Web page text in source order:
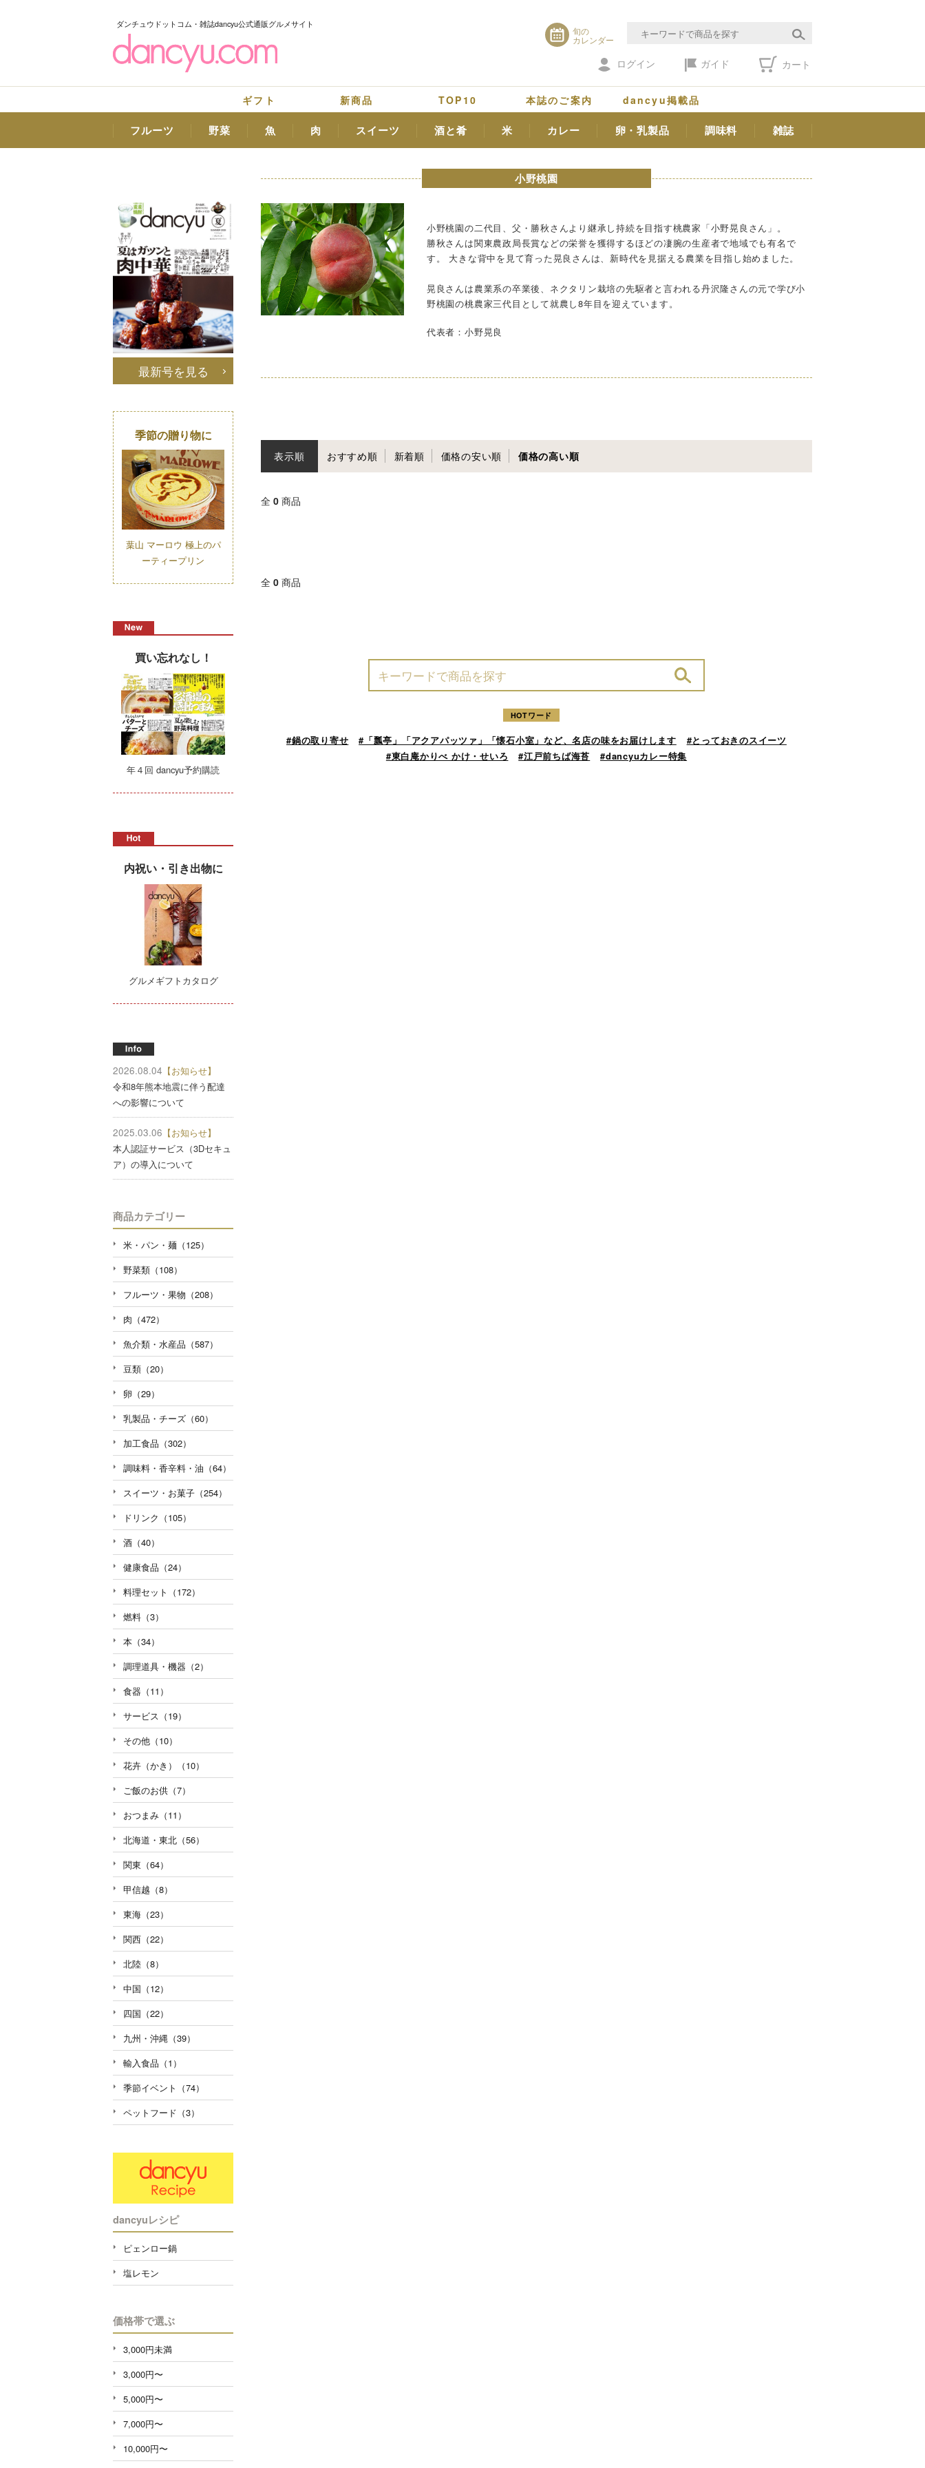
ダンチュウドットコム・雑誌dancyu公式通販グルメサイト
旬の
カレンダー
ログイン ガイド カート
ギフト 新商品 TOP10 本誌のご案内 dancyu掲載品
フルーツ 野菜 魚 肉 スイーツ 酒と肴 米 カレー 卵・乳製品 調味料 雑誌
小野桃園
小野桃園の二代目、父・勝秋さんより継承し持続を目指す桃農家「小野晃良さん」。
勝秋さんは関東農政局長賞などの栄誉を獲得するほどの凄腕の生産者で地域でも有名で
す。 大きな背中を見て育った晃良さんは、新時代を見据える農業を目指し始めました。
晃良さんは農業系の卒業後、ネクタリン栽培の先駆者と言われる丹沢隆さんの元で学び小
野桃園の桃農家三代目として就農し8年目を迎えています。
代表者：小野晃良
表示順 おすすめ順 新着順 価格の安い順 価格の高い順
全 0 商品
全 0 商品
HOTワード
#鍋の取り寄せ #「瓢亭」「アクアパッツァ」「懐石小室」など、名店の味をお届けします
#とっておきのスイーツ
#東白庵かりべ かけ・せいろ
#江戸前ちば海苔 #dancyuカレー特集
最新号を見る
季節の贈り物に
葉山 マーロウ 極上のパ
ーティープリン
買い忘れなし！
年４回 dancyu予約購読
内祝い・引き出物に
グルメギフトカタログ
2026.08.04 【お知らせ】
令和8年熊本地震に伴う配達
への影響について
2025.03.06 【お知らせ】
本人認証サービス（3Dセキュ
ア）の導入について
商品カテゴリー
米・パン・麺（125）
野菜類（108）
フルーツ・果物（208）
肉（472）
魚介類・水産品（587）
豆類（20）
卵（29）
乳製品・チーズ（60）
加工食品（302）
調味料・香辛料・油（64）
スイーツ・お菓子（254）
ドリンク（105）
酒（40）
健康食品（24）
料理セット（172）
燃料（3）
本（34）
調理道具・機器（2）
食器（11）
サービス（19）
その他（10）
花卉（かき）（10）
ご飯のお供（7）
おつまみ（11）
北海道・東北（56）
関東（64）
甲信越（8）
東海（23）
関西（22）
北陸（8）
中国（12）
四国（22）
九州・沖縄（39）
輸入食品（1）
季節イベント（74）
ペットフード（3）
dancyuレシピ
ピェンロー鍋
塩レモン
価格帯で選ぶ
3,000円未満
3,000円〜
5,000円〜
7,000円〜
10,000円〜